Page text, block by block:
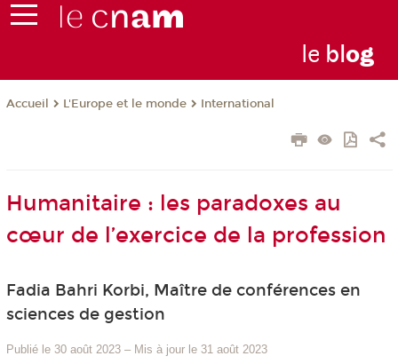
le blog
Accueil L'Europe et le monde International
Humanitaire : les paradoxes au
cœur de l’exercice de la profession
Fadia Bahri Korbi, Maître de conférences en
sciences de gestion
Publié le 30 août 2023 – Mis à jour le 31 août 2023